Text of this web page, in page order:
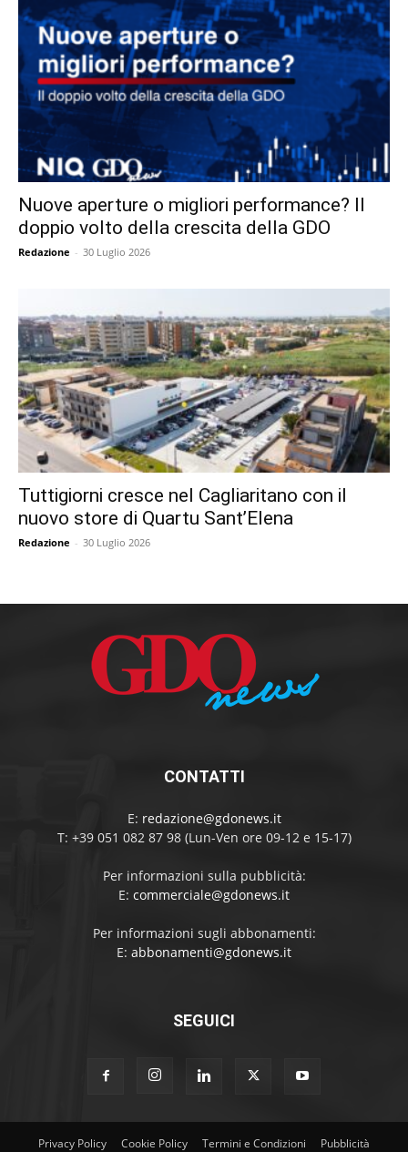
Nuove aperture o migliori performance? Il
doppio volto della crescita della GDO
Redazione - 30 Luglio 2026
Tuttigiorni cresce nel Cagliaritano con il
nuovo store di Quartu Sant’Elena
Redazione - 30 Luglio 2026
CONTATTI
E: redazione@gdonews.it
T: +39 051 082 87 98 (Lun-Ven ore 09-12 e 15-17)
Per informazioni sulla pubblicità:
E: commerciale@gdonews.it
Per informazioni sugli abbonamenti:
E: abbonamenti@gdonews.it
SEGUICI
Privacy Policy Cookie Policy Termini e Condizioni Pubblicità